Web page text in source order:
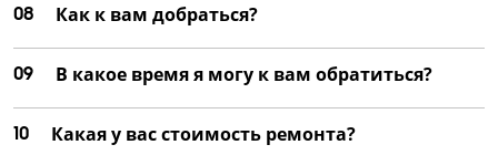
08 Как к вам добраться?
09 В какое время я могу к вам обратиться?
10 Какая у вас стоимость ремонта?